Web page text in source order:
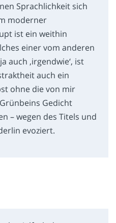
Sprachlichkeit sich
moderner
ist ein weithin
einer vom anderen
auch ‚irgendwie‘, ist
auch ein
ohne die von mir
Gedicht
– wegen des Titels und
evoziert.